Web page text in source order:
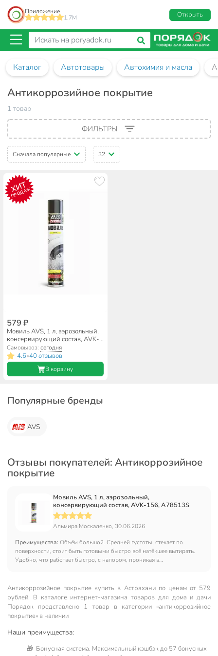
Приложение
1.7M
Открыть
Каталог Автотовары Автохимия и масла
Антикоррозийное покрытие
1 товар
ФИЛЬТРЫ
Сначала популярные 32
ХИТ
ПРОДАЖ
579 ₽
Мовиль AVS, 1 л, аэрозольный,
консервирующий состав, AVK-
156, A78513S
Самовывоз:сегодня
4.6•40 отзывов
В корзину
Популярные бренды
AVS
Отзывы покупателей: Антикоррозийное
покрытие
Мовиль AVS, 1 л, аэрозольный,
консервирующий состав, AVK-156, A78513S
Альмира Москаленко, 30.06.2026
Преимущества: Объём большой. Средней густоты, стекает по
поверхности, стоит быть готовыми быстро всё натёкшее вытирать.
Удобно, что работает быстро, с напором, проникая в
целом отзывы соответствуют действительности.
Антикоррозийное покрытие купить в Астрахани по ценам от 579
рублей. В каталоге интернет-магазина товаров для дома и дачи
Порядок представлено 1 товар в категории «антикоррозийное
покрытие» в наличии
Наши преимущества:
🎁 Бонусная система. Максимальный кэшбэк до 57 бонусных